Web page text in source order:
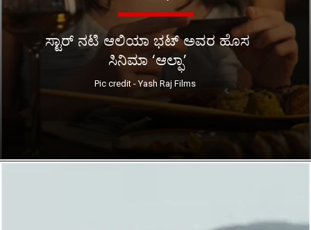
ಸ್ಟಾರ್ ನಟಿ ಆಲಿಯಾ ಭಟ್ ಅವರ ಹೊಸ
ಸಿನಿಮಾ ‘ಆಲ್ಫಾ’
Pic credit - Yash Raj Films